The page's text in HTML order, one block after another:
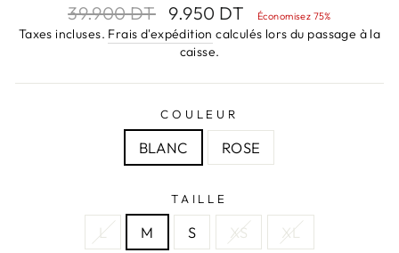
Prix
régulier
39.900 DT
Prix
réduit
9.950 DT Économisez 75%
Taxes incluses. Frais d'expédition calculés lors du passage à la
caisse.
COULEUR
BLANC ROSE
TAILLE
L M S XS XL